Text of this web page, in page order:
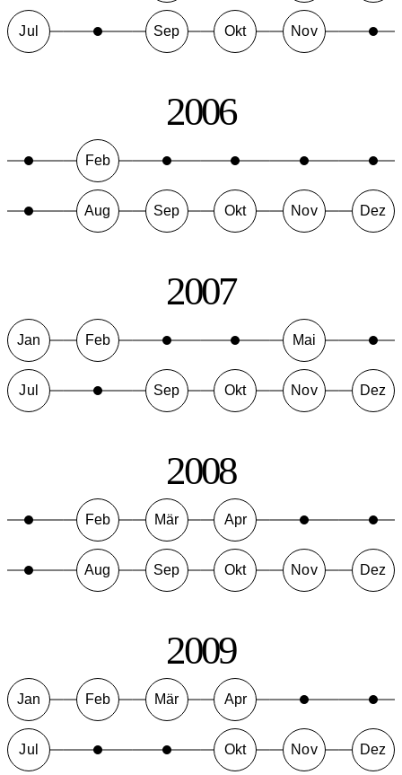
Jul Sep Okt Nov
2006
Feb
Aug Sep Okt Nov Dez
2007
Jan Feb Mai
Jul Sep Okt Nov Dez
2008
Feb Mär Apr
Aug Sep Okt Nov Dez
2009
Jan Feb Mär Apr
Jul Okt Nov Dez